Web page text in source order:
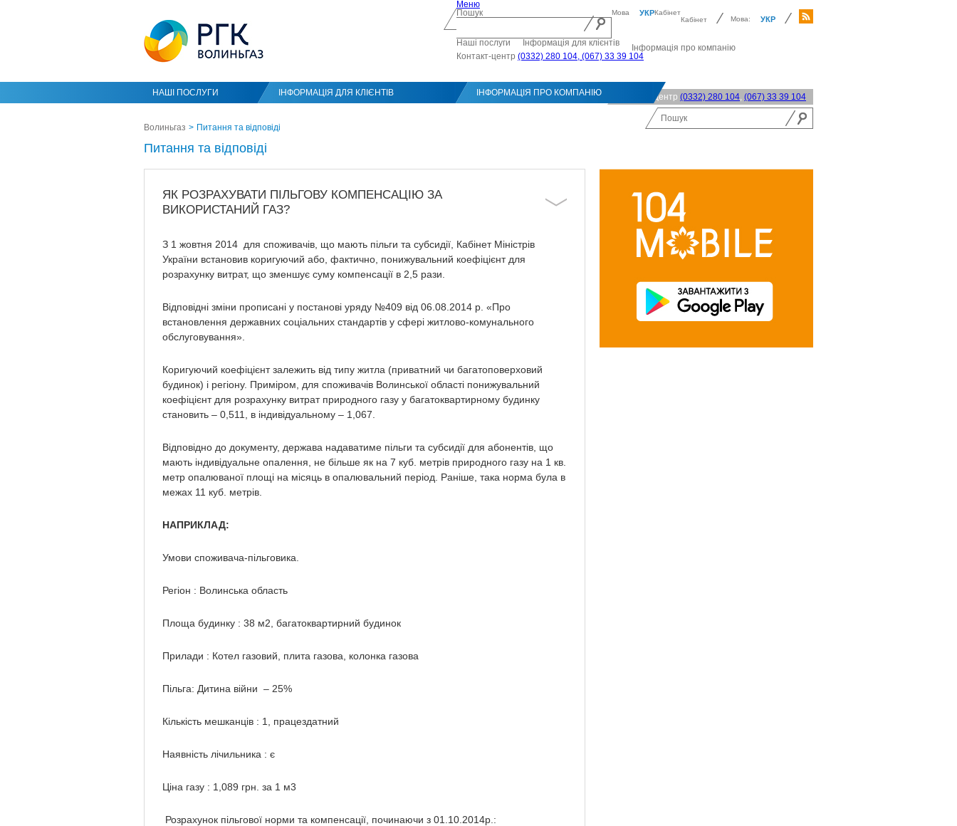
Меню
Кабінет Мова: УКР
Кабінет
Мова УКР
Пошук
Наші послуги Інформація для клієнтів
Інформація про компанію
Контакт-центр (0332) 280 104, (067) 33 39 104
Контакт-центр (0332) 280 104, (067) 33 39 104
НАШІ ПОСЛУГИ ІНФОРМАЦІЯ ДЛЯ КЛІЄНТІВ ІНФОРМАЦІЯ ПРО КОМПАНІЮ
Волиньгаз Питання та відповіді
Питання та відповіді
ЯК РОЗРАХУВАТИ ПІЛЬГОВУ КОМПЕНСАЦІЮ ЗА
ВИКОРИСТАНИЙ ГАЗ?
З 1 жовтня 2014 для споживачів, що мають пільги та субсидії, Кабінет Міністрів
України встановив коригуючий або, фактично, понижувальний коефіцієнт для
розрахунку витрат, що зменшує суму компенсації в 2,5 рази.
Відповідні зміни прописані у постанові уряду №409 від 06.08.2014 р. «Про
встановлення державних соціальних стандартів у сфері житлово-комунального
обслуговування».
Коригуючий коефіцієнт залежить від типу житла (приватний чи багатоповерховий
будинок) і регіону. Приміром, для споживачів Волинської області понижувальний
коефіцієнт для розрахунку витрат природного газу у багатоквартирному будинку
становить – 0,511, в індивідуальному – 1,067.
Відповідно до документу, держава надаватиме пільги та субсидії для абонентів, що
мають індивідуальне опалення, не більше як на 7 куб. метрів природного газу на 1 кв.
метр опалюваної площі на місяць в опалювальний період. Раніше, така норма була в
межах 11 куб. метрів.
НАПРИКЛАД:
Умови споживача-пільговика.
Регіон : Волинська область
Площа будинку : 38 м2 , багатоквартирний будинок
Прилади : Котел газовий, плита газова, колонка газова
Пільга: Дитина війни – 25%
Кількість мешканців : 1, працездатний
Наявність лічильника : є
Ціна газу : 1,089 грн. за 1 м3
Розрахунок пільгової норми та компенсації, починаючи з 01.10.2014р.: